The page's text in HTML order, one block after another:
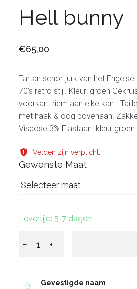
Hell bunny
€65,00
Tartan schortjurk van het
70's retro stijl. Kleur: groen
voorkant riem aan elke kant.
met haak & oog bovenaan.
Viscose 3% Elastaan. kleur
Velden zijn verplicht.
Gewenste Maat
Selecteer maat
Levertijd: 5-7 dagen
− +
Gevestigde naam